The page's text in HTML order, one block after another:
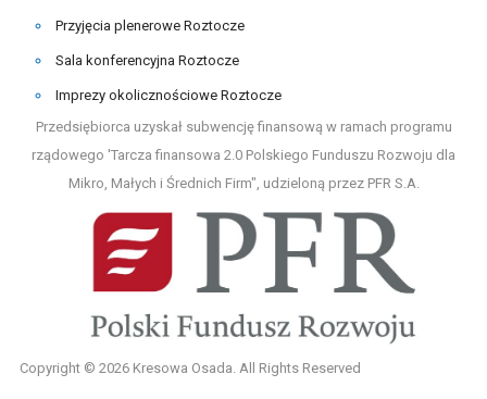
Przyjęcia plenerowe Roztocze
Sala konferencyjna Roztocze
Imprezy okolicznościowe Roztocze
Przedsiębiorca uzyskał subwencję finansową w ramach programu
rządowego 'Tarcza finansowa 2.0 Polskiego Funduszu Rozwoju dla
Mikro, Małych i Średnich Firm", udzieloną przez PFR S.A.
Copyright © 2026 Kresowa Osada. All Rights Reserved